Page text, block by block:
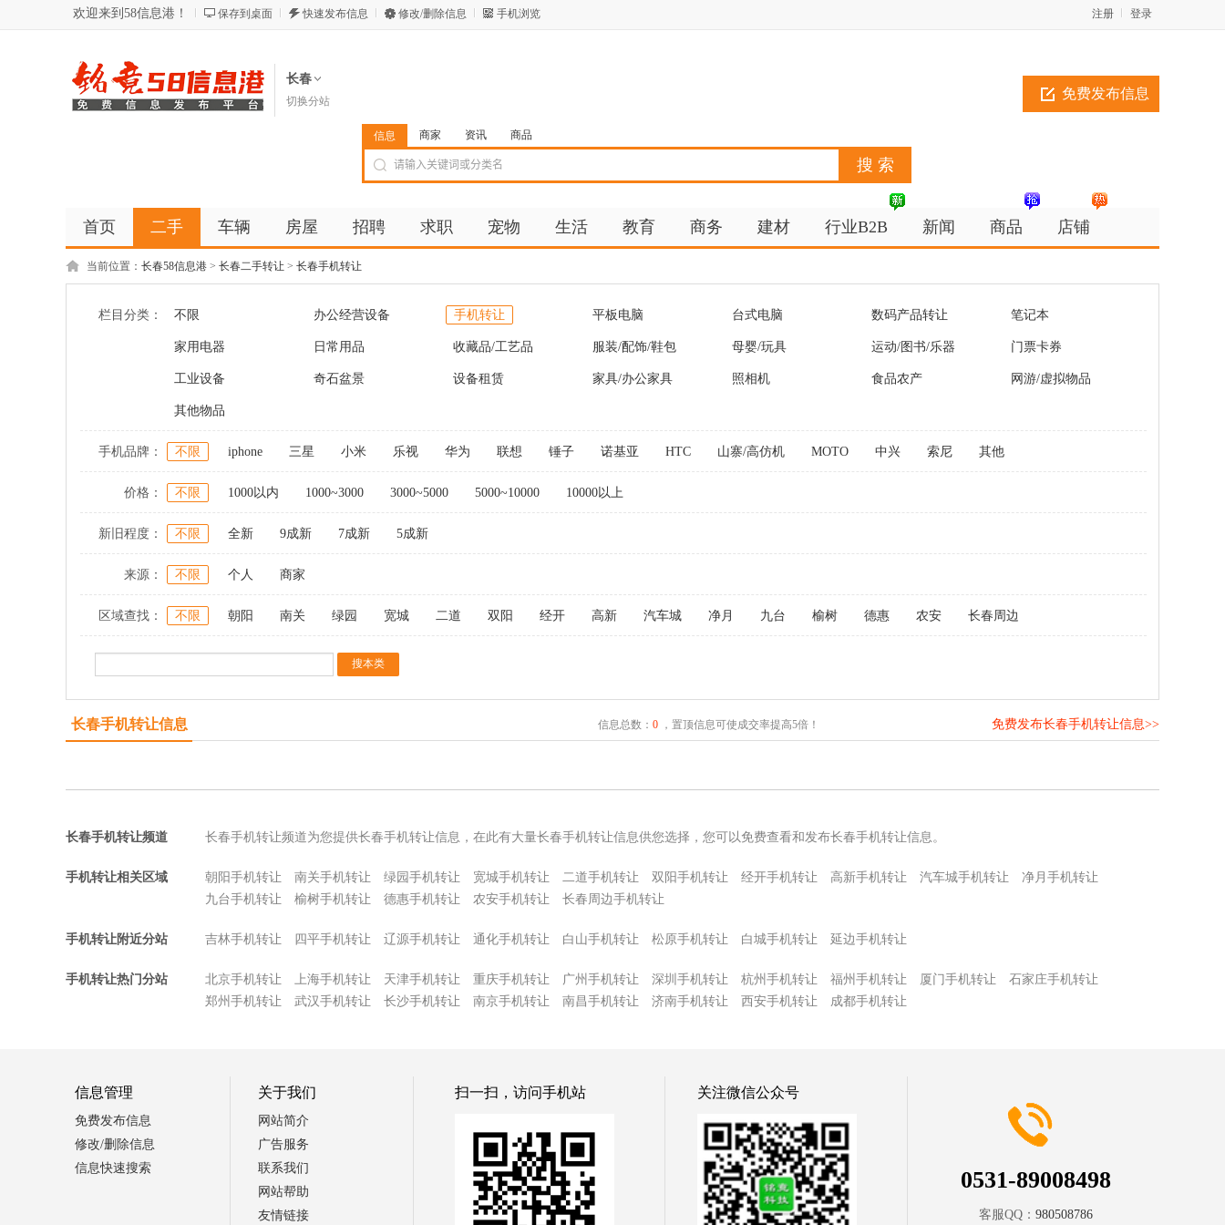
欢迎来到58信息港！ 保存到桌面 快速发布信息 修改/删除信息 手机浏览 登录
注册
长春
切换分站 免费发布信息
信息 商家 资讯 商品
首页 二手 车辆 房屋 招聘 求职 宠物 生活 教育 商务 建材 行业B2B 新闻 商品 店铺
当前位置： 长春58信息港 > 长春二手转让 > 长春手机转让
栏目分类： 不限 办公经营设备 手机转让 平板电脑 台式电脑 数码产品转让 笔记本
家用电器 日常用品 收藏品/工艺品 服装/配饰/鞋包 母婴/玩具 运动/图书/乐器 门票卡券
工业设备 奇石盆景 设备租赁 家具/办公家具 照相机 食品农产 网游/虚拟物品
其他物品
手机品牌： 不限 iphone 三星 小米 乐视 华为 联想 锤子 诺基亚 HTC 山寨/高仿机 MOTO 中兴 索尼 其他
价格： 不限 1000以内 1000~3000 3000~5000 5000~10000 10000以上
新旧程度： 不限 全新 9成新 7成新 5成新
来源： 不限 个人 商家
区域查找： 不限 朝阳 南关 绿园 宽城 二道 双阳 经开 高新 汽车城 净月 九台 榆树 德惠 农安 长春周边
长春手机转让信息 信息总数： 0，置顶信息可使成交率提高5倍！ 免费发布长春手机转让信息>>
长春手机转让频道 长春手机转让频道为您提供长春手机转让信息，在此有大量长春手机转让信息供您选择，您可以免费查看和发布长春手机转让信息。
手机转让相关区域 朝阳手机转让 南关手机转让 绿园手机转让 宽城手机转让 二道手机转让 双阳手机转让 经开手机转让 高新手机转让 汽车城手机转让
净月手机转让
九台手机转让
榆树手机转让 德惠手机转让 农安手机转让 长春周边手机转让
手机转让附近分站 吉林手机转让 四平手机转让 辽源手机转让 通化手机转让 白山手机转让 松原手机转让 白城手机转让 延边手机转让
手机转让热门分站 北京手机转让 上海手机转让 天津手机转让 重庆手机转让 广州手机转让 深圳手机转让 杭州手机转让 福州手机转让 厦门手机转让
石家庄手机转让
郑州手机转让
武汉手机转让 长沙手机转让 南京手机转让 南昌手机转让 济南手机转让 西安手机转让 成都手机转让
信息管理
免费发布信息
修改/删除信息
信息快速搜索
关于我们
网站简介
广告服务
联系我们
网站帮助
友情链接
扫一扫，访问手机站 关注微信公众号
0531-89008498
客服QQ： 980508786